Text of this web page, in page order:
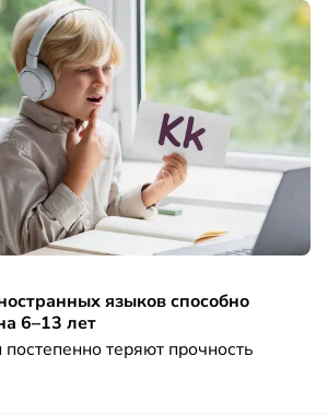
языков способно
6–13 лет
теряют прочность